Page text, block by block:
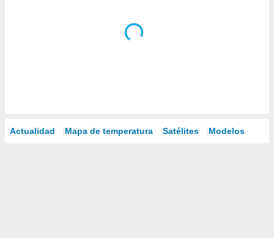
Actualidad Mapa de temperatura Satélites Modelos